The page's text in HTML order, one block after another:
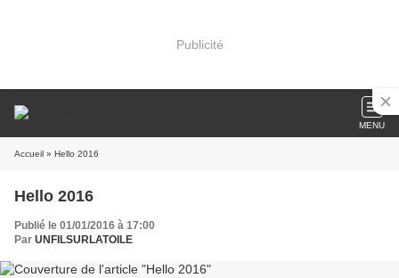
Publicité
MENU
Accueil » Hello 2016
Hello 2016
Publié le 01/01/2016 à 17:00
Par UNFILSURLATOILE